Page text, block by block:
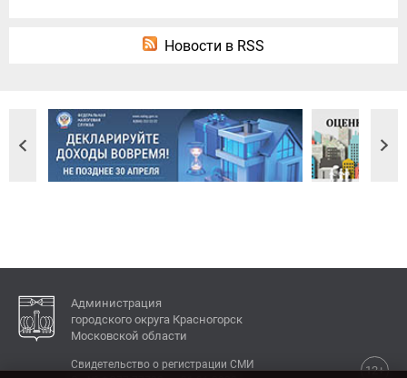
Новости в RSS
Администрация
городского округа Красногорск
Московской области
12+
Свидетельство о регистрации СМИ